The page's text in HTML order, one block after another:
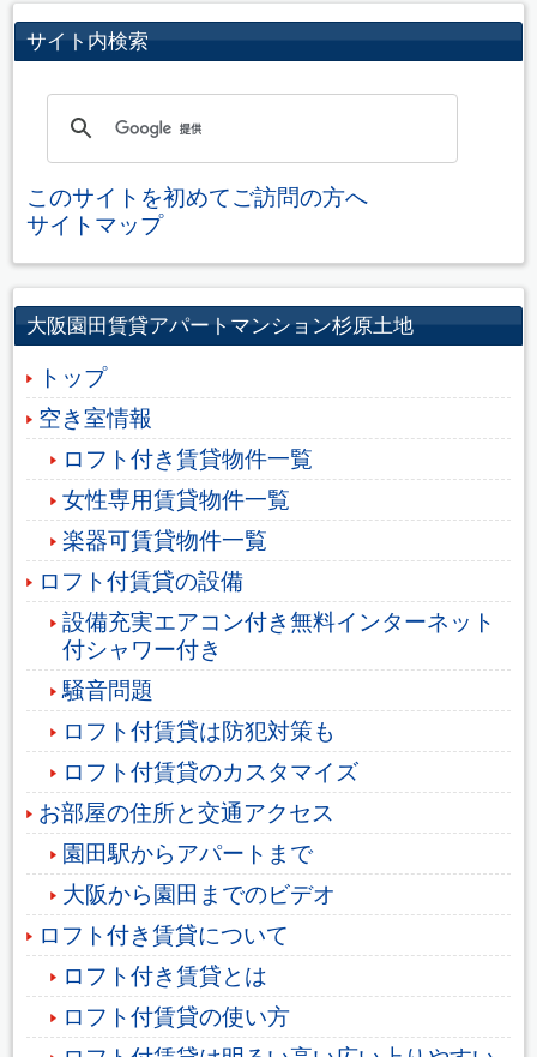
サイト内検索
このサイトを初めてご訪問の方へ
サイトマップ
大阪園田賃貸アパートマンション杉原土地
トップ
空き室情報
ロフト付き賃貸物件一覧
女性専用賃貸物件一覧
楽器可賃貸物件一覧
ロフト付賃貸の設備
設備充実エアコン付き無料インターネット
付シャワー付き
騒音問題
ロフト付賃貸は防犯対策も
ロフト付賃貸のカスタマイズ
お部屋の住所と交通アクセス
園田駅からアパートまで
大阪から園田までのビデオ
ロフト付き賃貸について
ロフト付き賃貸とは
ロフト付賃貸の使い方